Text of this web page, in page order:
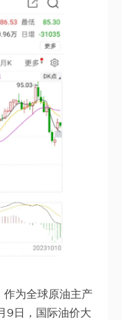
为全球原油主产
9日，国际油价大